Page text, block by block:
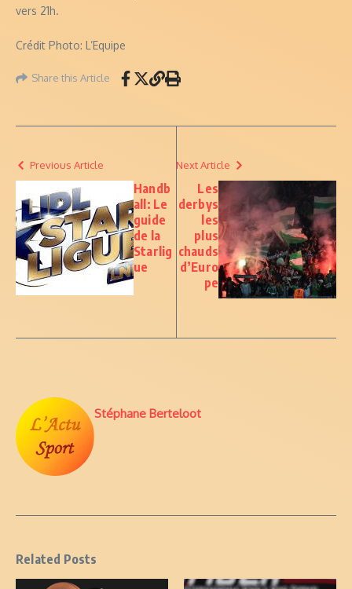
vers 21h.
Crédit Photo: L’Equipe
Share this Article
Previous Article
Handb
all: Le
guide
de la
Starlig
ue
Next Article
Les
derbys
les
plus
chauds
d’Euro
pe
Stéphane Berteloot
Related Posts